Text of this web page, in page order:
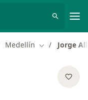
Medellín Cambiar de
Jorge